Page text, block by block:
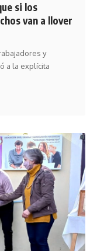
si los
van a llover
y
a la explícita